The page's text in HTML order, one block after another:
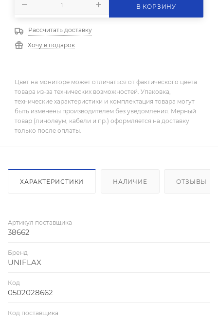
В КОРЗИНУ
Рассчитать доставку
Хочу в подарок
Цвет на мониторе может отличаться от фактического цвета
товара из-за технических возможностей. Упаковка,
технические характеристики и комплектация товара могут
быть изменены производителем без уведомления. Мерный
товар (линолеум, кабели и пр.) оформляется на доставку
только после оплаты.
ХАРАКТЕРИСТИКИ НАЛИЧИЕ ОТЗЫВЫ
Артикул поставщика
38662
Бренд
UNIFLAX
Код
0502028662
Код поставщика